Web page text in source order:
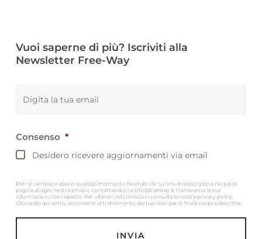
Vuoi saperne di più? Iscriviti alla
Newsletter Free-Way
Email
Consenso *
Desidero ricevere aggiornamenti via email
Potrai cambiare idea in qualsiasi momento facendo clic sul link di disiscrizione nel piè di
pagina di ogni nostra email o contattandoci a info@freeway.it Tratteremo le tue
informazioni con rispetto. Per ulteriori informazioni consulta la nostra privacy policy.
Cliccando qui sotto, acconsenti al trattamento dei tuoi dati per le finalità sopra descritte.